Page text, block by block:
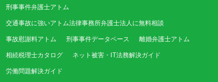
刑事事件弁護士アトム
交通事故に強いアトム法律事務所弁護士法人に無料相談
事故慰謝料アトム 刑事事件データベース 離婚弁護士アトム
相続税理士カタログ ネット被害・IT法務解決ガイド
労働問題解決ガイド